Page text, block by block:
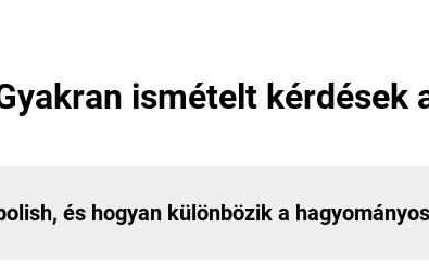
ismételt kérdések
és hogyan különbözik a